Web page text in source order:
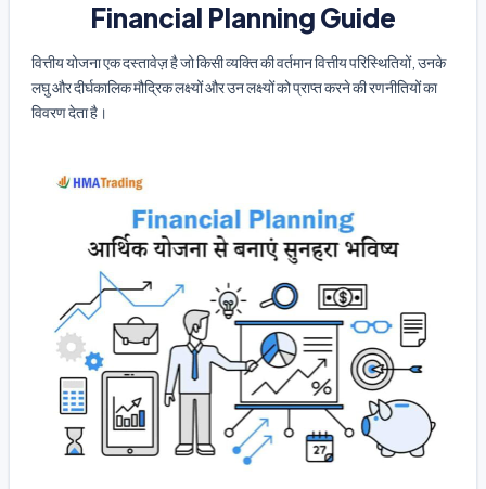
Financial Planning Guide
वित्तीय योजना एक दस्तावेज़ है जो किसी व्यक्ति की वर्तमान वित्तीय परिस्थितियों, उनके
लघु और दीर्घकालिक मौद्रिक लक्ष्यों और उन लक्ष्यों को प्राप्त करने की रणनीतियों का
विवरण देता है।